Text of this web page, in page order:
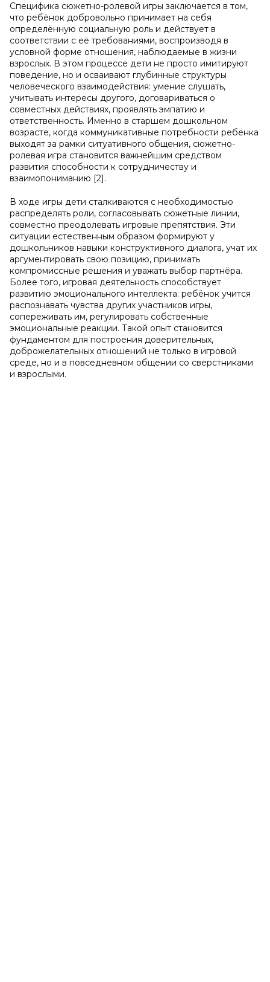
Специфика сюжетно-ролевой игры заключается в том,
что ребёнок добровольно принимает на себя
определённую социальную роль и действует в
соответствии с её требованиями, воспроизводя в
условной форме отношения, наблюдаемые в жизни
взрослых. В этом процессе дети не просто имитируют
поведение, но и осваивают глубинные структуры
человеческого взаимодействия: умение слушать,
учитывать интересы другого, договариваться о
совместных действиях, проявлять эмпатию и
ответственность. Именно в старшем дошкольном
возрасте, когда коммуникативные потребности ребёнка
выходят за рамки ситуативного общения, сюжетно-
ролевая игра становится важнейшим средством
развития способности к сотрудничеству и
взаимопониманию [2].
В ходе игры дети сталкиваются с необходимостью
распределять роли, согласовывать сюжетные линии,
совместно преодолевать игровые препятствия. Эти
ситуации естественным образом формируют у
дошкольников навыки конструктивного диалога, учат их
аргументировать свою позицию, принимать
компромиссные решения и уважать выбор партнёра.
Более того, игровая деятельность способствует
развитию эмоционального интеллекта: ребёнок учится
распознавать чувства других участников игры,
сопереживать им, регулировать собственные
эмоциональные реакции. Такой опыт становится
фундаментом для построения доверительных,
доброжелательных отношений не только в игровой
среде, но и в повседневном общении со сверстниками
и взрослыми.